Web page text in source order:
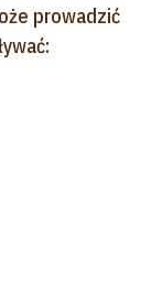
prowadzić